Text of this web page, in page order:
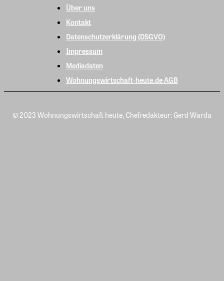
Über uns
Kontakt
Datenschutzerklärung (DSGVO)
Impressum
Mediadaten
Wohnungswirtschaft-heute.de AGB
© 2023 Wohnungswirtschaft heute, Chefredakteur: Gerd Warda